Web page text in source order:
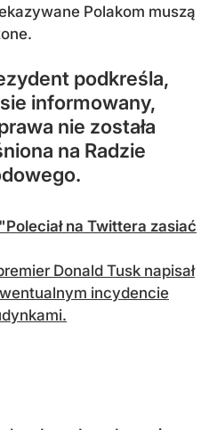
Polakom muszą
podkreśla,
informowany,
nie została
na Radzie
na Twittera zasiać
Donald Tusk napisał
incydencie